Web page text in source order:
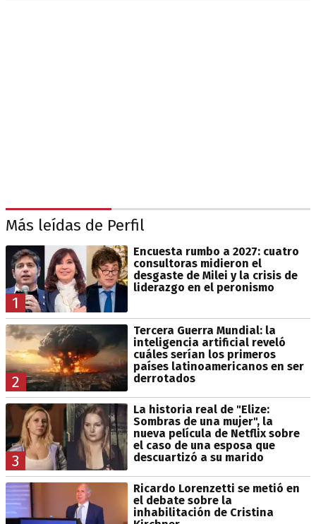
Más leídas de Perfil
1
Encuesta rumbo a 2027: cuatro
consultoras midieron el
desgaste de Milei y la crisis de
liderazgo en el peronismo
2
Tercera Guerra Mundial: la
inteligencia artificial reveló
cuáles serían los primeros
países latinoamericanos en ser
derrotados
3
La historia real de "Elize:
Sombras de una mujer", la
nueva película de Netflix sobre
el caso de una esposa que
descuartizó a su marido
Ricardo Lorenzetti se metió en
el debate sobre la
inhabilitación de Cristina